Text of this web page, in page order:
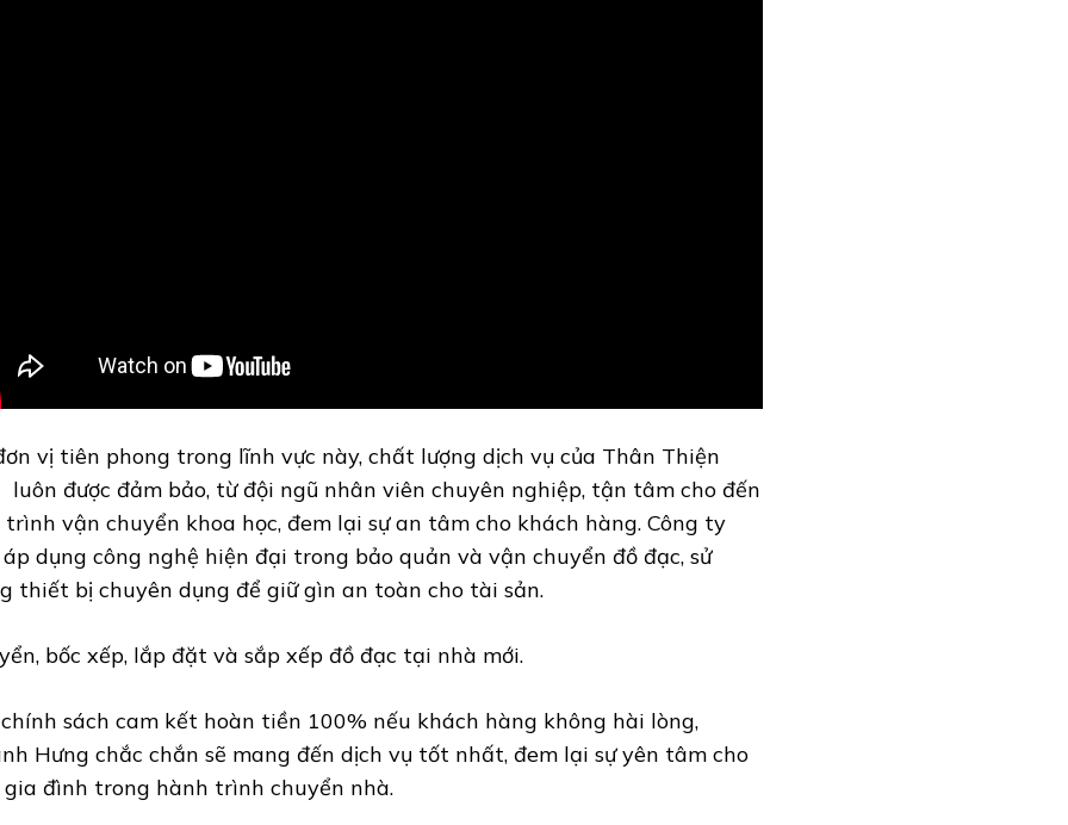
vị tiên phong trong lĩnh vực này, chất lượng dịch vụ của Thân Thiện
luôn được đảm bảo, từ đội ngũ nhân viên chuyên nghiệp, tận tâm cho đến
vận chuyển khoa học, đem lại sự an tâm cho khách hàng. Công ty
dụng công nghệ hiện đại trong bảo quản và vận chuyển đồ đạc, sử
thiết bị chuyên dụng để giữ gìn an toàn cho tài sản.
bốc xếp, lắp đặt và sắp xếp đồ đạc tại nhà mới.
sách cam kết hoàn tiền 100% nếu khách hàng không hài lòng,
Hưng chắc chắn sẽ mang đến dịch vụ tốt nhất, đem lại sự yên tâm cho
gia đình trong hành trình chuyển nhà.